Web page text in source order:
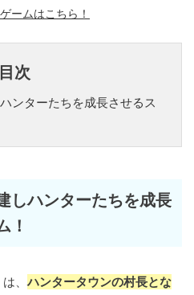
ームはこちら！
目次
ンターたちを成長させるス
しハンターたちを成長
！
は、ハンタータウンの村長とな